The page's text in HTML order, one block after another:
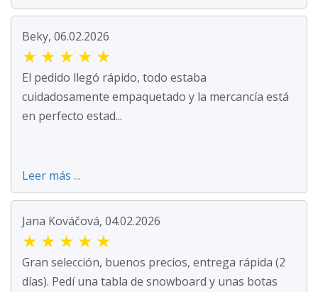
Beky, 06.02.2026
★ ★ ★ ★ ★
El pedido llegó rápido, todo estaba
cuidadosamente empaquetado y la mercancía está
en perfecto estad...
Leer más ...
Jana Kováčová, 04.02.2026
★ ★ ★ ★ ★
Gran selección, buenos precios, entrega rápida (2
días). Pedí una tabla de snowboard y unas botas